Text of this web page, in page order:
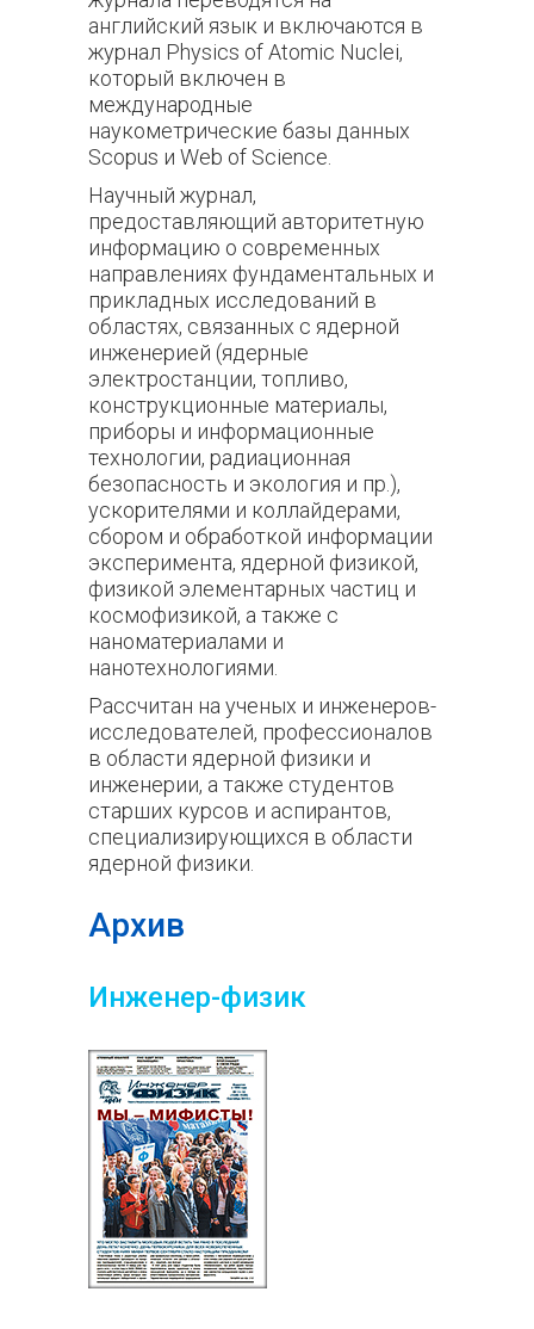
английский язык и включаются в
журнал Physics of Atomic Nuclei,
который включен в
международные
наукометрические базы данных
Scopus и Web of Science.
Научный журнал,
предоставляющий авторитетную
информацию о современных
направлениях фундаментальных и
прикладных исследований в
областях, связанных с ядерной
инженерией (ядерные
электростанции, топливо,
конструкционные материалы,
приборы и информационные
технологии, радиационная
безопасность и экология и пр.),
ускорителями и коллайдерами,
сбором и обработкой информации
эксперимента, ядерной физикой,
физикой элементарных частиц и
космофизикой, а также с
наноматериалами и
нанотехнологиями.
Рассчитан на ученых и инженеров-
исследователей, профессионалов
в области ядерной физики и
инженерии, а также студентов
старших курсов и аспирантов,
специализирующихся в области
ядерной физики.
Архив
Инженер-физик